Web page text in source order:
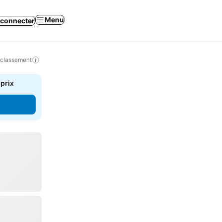
Menu
prix